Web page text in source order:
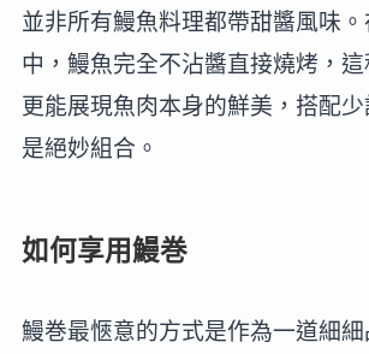
並非所有鰻魚料理都帶甜醬風味。
中，鰻魚完全不沾醬直接燒烤，
更能展現魚肉本身的鮮美，搭配
是絕妙組合。
如何享用鰻巻
鰻巻最愜意的方式是作為一道細細